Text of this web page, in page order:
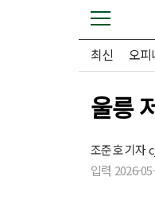
최신 오피
울릉
조준호 기자
입력 2026-